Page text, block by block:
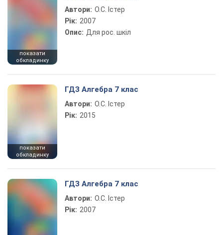
показати
обкладинку
Автори: О.С. Істер
Рік: 2007
Опис: Для рос. шкіл
показати
обкладинку
ГДЗ Алгебра 7 клас
Автори: О.С. Істер
Рік: 2015
ГДЗ Алгебра 7 клас
Автори: О.С. Істер
Рік: 2007